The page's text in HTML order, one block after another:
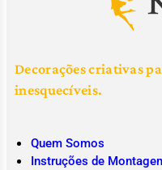
Decorações criativas
inesquecíveis.
Quem Somos
Instruções de